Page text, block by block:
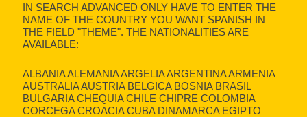
IN SEARCH ADVANCED ONLY HAVE TO ENTER THE
NAME OF THE COUNTRY YOU WANT SPANISH IN
THE FIELD "THEME". THE NATIONALITIES ARE
AVAILABLE:
ALBANIA ALEMANIA ARGELIA ARGENTINA ARMENIA
AUSTRALIA AUSTRIA BELGICA BOSNIA BRASIL
BULGARIA CHEQUIA CHILE CHIPRE COLOMBIA
CORCEGA CROACIA CUBA DINAMARCA EGIPTO